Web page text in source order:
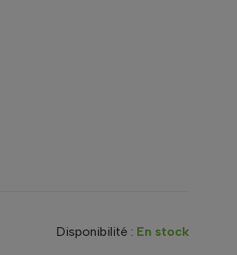
Disponibilité : En stock